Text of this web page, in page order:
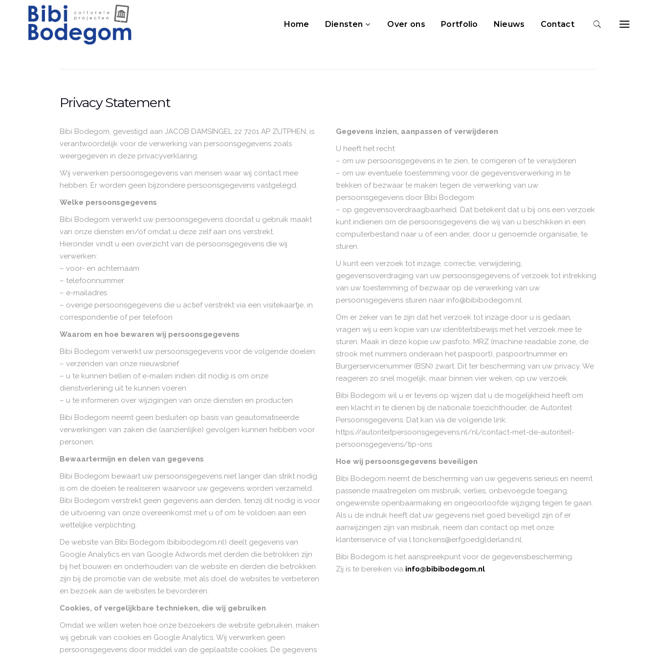
Home Diensten Over ons Portfolio Nieuws Contact
Privacy Statement
Bibi Bodegom, gevestigd aan JACOB DAMSINGEL 22 7201 AP ZUTPHEN, is
verantwoordelijk voor de verwerking van persoonsgegevens zoals
weergegeven in deze privacyverklaring.
Wij verwerken persoonsgegevens van mensen waar wij contact mee
hebben. Er worden geen bijzondere persoonsgegevens vastgelegd.
Welke persoonsgegevens
Bibi Bodegom verwerkt uw persoonsgegevens doordat u gebruik maakt
van onze diensten en/of omdat u deze zelf aan ons verstrekt.
Hieronder vindt u een overzicht van de persoonsgegevens die wij
verwerken:
– voor- en achternaam
– telefoonnummer
– e-mailadres
– overige persoonsgegevens die u actief verstrekt via een visitekaartje, in
correspondentie of per telefoon
Waarom en hoe bewaren wij persoonsgegevens
Bibi Bodegom verwerkt uw persoonsgegevens voor de volgende doelen:
– verzenden van onze nieuwsbrief
– u te kunnen bellen of e-mailen indien dit nodig is om onze
dienstverlening uit te kunnen voeren
– u te informeren over wijzigingen van onze diensten en producten
Bibi Bodegom neemt geen besluiten op basis van geautomatiseerde
verwerkingen van zaken die (aanzienlijke) gevolgen kunnen hebben voor
personen.
Bewaartermijn en delen van gegevens
Bibi Bodegom bewaart uw persoonsgegevens niet langer dan strikt nodig
is om de doelen te realiseren waarvoor uw gegevens worden verzameld.
Bibi Bodegom verstrekt geen gegevens aan derden, tenzij dit nodig is voor
de uitvoering van onze overeenkomst met u of om te voldoen aan een
wettelijke verplichting.
De website van Bibi Bodegom (bibibodegom.nl) deelt gegevens van
Google Analytics en van Google Adwords met derden die betrokken zijn
bij het bouwen en onderhouden van de website en derden die betrokken
zijn bij de promotie van de website, met als doel de websites te verbeteren
en bezoek aan de websites te bevorderen.
Cookies, of vergelijkbare technieken, die wij gebruiken
Omdat we willen weten hoe onze bezoekers de website gebruiken, maken
wij gebruik van cookies en Google Analytics. Wij verwerken geen
persoonsgegevens door middel van de geplaatste cookies. De gegevens
Gegevens inzien, aanpassen of verwijderen
U heeft het recht:
– om uw persoonsgegevens in te zien, te corrigeren of te verwijderen
– om uw eventuele toestemming voor de gegevensverwerking in te
trekken of bezwaar te maken tegen de verwerking van uw
persoonsgegevens door Bibi Bodegom
– op gegevensoverdraagbaarheid. Dat betekent dat u bij ons een verzoek
kunt indienen om de persoonsgegevens die wij van u beschikken in een
computerbestand naar u of een ander, door u genoemde organisatie, te
sturen.
U kunt een verzoek tot inzage, correctie, verwijdering,
gegevensoverdraging van uw persoonsgegevens of verzoek tot intrekking
van uw toestemming of bezwaar op de verwerking van uw
persoonsgegevens sturen naar info@bibibodegom.nl.
Om er zeker van te zijn dat het verzoek tot inzage door u is gedaan,
vragen wij u een kopie van uw identiteitsbewijs met het verzoek mee te
sturen. Maak in deze kopie uw pasfoto, MRZ (machine readable zone, de
strook met nummers onderaan het paspoort), paspoortnummer en
Burgerservicenummer (BSN) zwart. Dit ter bescherming van uw privacy. We
reageren zo snel mogelijk, maar binnen vier weken, op uw verzoek.
Bibi Bodegom wil u er tevens op wijzen dat u de mogelijkheid heeft om
een klacht in te dienen bij de nationale toezichthouder, de Autoriteit
Persoonsgegevens. Dat kan via de volgende link:
https://autoriteitpersoonsgegevens.nl/nl/contact-met-de-autoriteit-
persoonsgegevens/tip-ons
Hoe wij persoonsgegevens beveiligen
Bibi Bodegom neemt de bescherming van uw gegevens serieus en neemt
passende maatregelen om misbruik, verlies, onbevoegde toegang,
ongewenste openbaarmaking en ongeoorloofde wijziging tegen te gaan.
Als u de indruk heeft dat uw gegevens niet goed beveiligd zijn of er
aanwijzingen zijn van misbruik, neem dan contact op met onze
klantenservice of via l.tonckens@erfgoedglderland.nl.
Bibi Bodegom is het aanspreekpunt voor de gegevensbescherming.
Zij is te bereiken via info@bibibodegom.nl.